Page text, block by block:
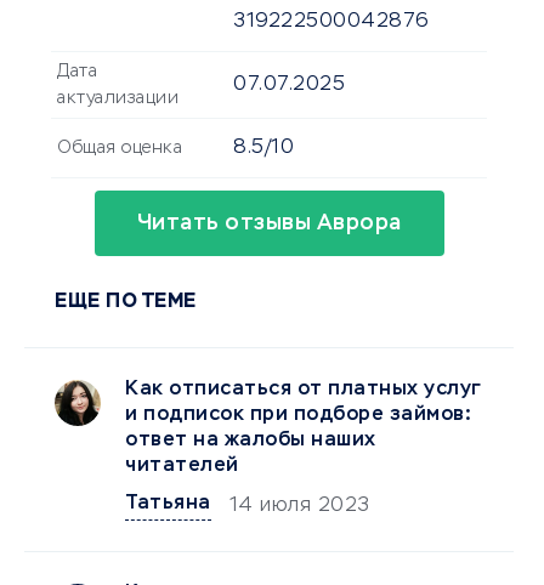
319222500042876
Дата
актуализации
07.07.2025
Общая оценка 8.5/10
Читать отзывы Аврора
ЕЩЕ ПО ТЕМЕ
Как отписаться от платных услуг
и подписок при подборе займов:
ответ на жалобы наших
читателей
Татьяна
14 июля 2023